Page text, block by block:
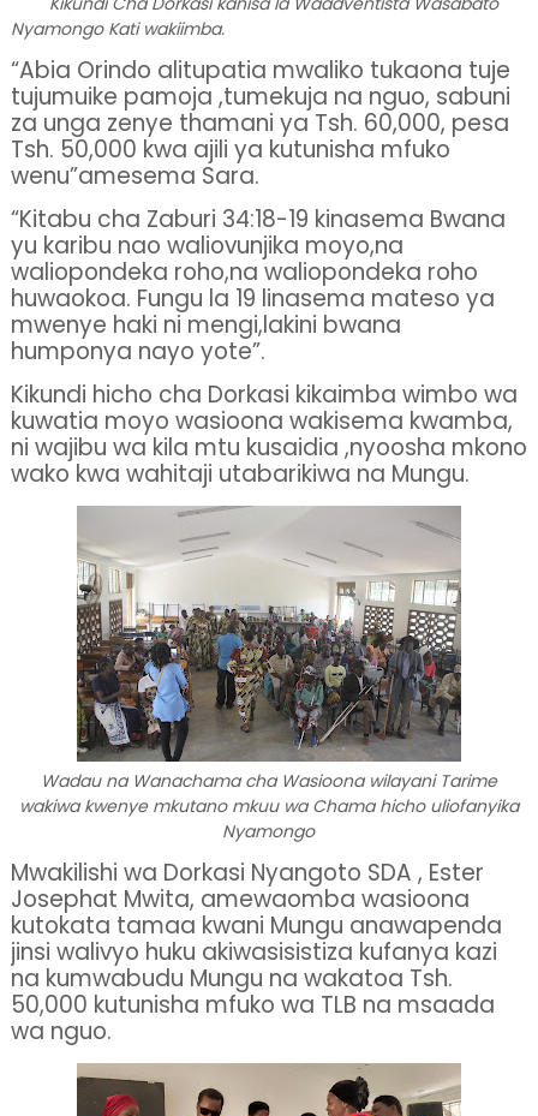
Nyamongo Kati wakiimba.
“Abia Orindo alitupatia mwaliko tukaona tuje
tujumuike pamoja ,tumekuja na nguo, sabuni
za unga zenye thamani ya Tsh. 60,000, pesa
Tsh. 50,000 kwa ajili ya kutunisha mfuko
wenu”amesema Sara.
“Kitabu cha Zaburi 34:18-19 kinasema Bwana
yu karibu nao waliovunjika moyo,na
waliopondeka roho,na waliopondeka roho
huwaokoa. Fungu la 19 linasema mateso ya
mwenye haki ni mengi,lakini bwana
humponya nayo yote”.
Kikundi hicho cha Dorkasi kikaimba wimbo wa
kuwatia moyo wasioona wakisema kwamba,
ni wajibu wa kila mtu kusaidia ,nyoosha mkono
wako kwa wahitaji utabarikiwa na Mungu.
Wadau na Wanachama cha Wasioona wilayani Tarime
wakiwa kwenye mkutano mkuu wa Chama hicho uliofanyika
Nyamongo
Mwakilishi wa Dorkasi Nyangoto SDA , Ester
Josephat Mwita, amewaomba wasioona
kutokata tamaa kwani Mungu anawapenda
jinsi walivyo huku akiwasisistiza kufanya kazi
na kumwabudu Mungu na wakatoa Tsh.
50,000 kutunisha mfuko wa TLB na msaada
wa nguo.